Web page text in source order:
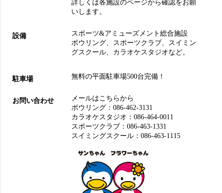
詳しくは各施設のページから確認をお願
いします。
設備
スポーツ&アミューズメント総合施設
ボウリング
スポーツクラブ
スイミン
グスクール
カラオケスタジオなど。
駐車場 無料の平面駐車場500台完備！
お問い合わせ
メールはこちらから
ボウリング：086-462-3131
カラオケスタジオ：086-464-0011
スポーツクラブ：086-463-1331
スイミングスクール：086-463-1115